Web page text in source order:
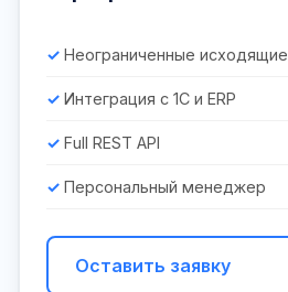
Неограниченные исходящие
Интеграция с 1С и ERP
Full REST API
Персональный менеджер
Оставить заявку